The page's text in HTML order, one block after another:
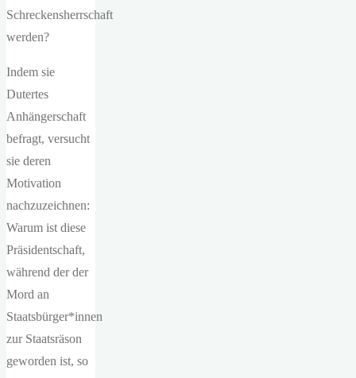
Schreckensherrschaft
werden?
Indem sie
Dutertes
Anhängerschaft
befragt, versucht
sie deren
Motivation
nachzuzeichnen:
Warum ist diese
Präsidentschaft,
während der der
Mord an
Staatsbürger*innen
zur Staatsräson
geworden ist, so